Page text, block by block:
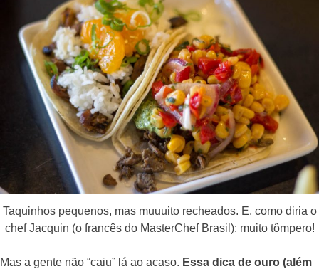
Taquinhos pequenos, mas muuuito recheados. E, como diria o
chef Jacquin (o francês do MasterChef Brasil): muito tômpero!
Mas a gente não “caiu” lá ao acaso. Essa dica de ouro (além